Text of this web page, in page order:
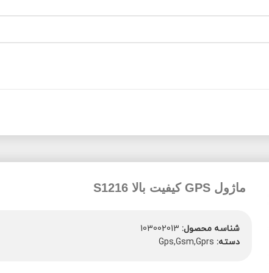
ماژول GPS کیفیت بالا S1216
شناسه محصول: 103002013
دسته: Gps,Gsm,Gprs